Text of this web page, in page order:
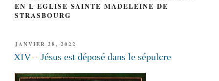
EN L EGLISE SAINTE MADELEINE DE
STRASBOURG
PUBLIÉ
LE
JANVIER 28, 2022
XIV – Jésus est déposé dans le sépulcre